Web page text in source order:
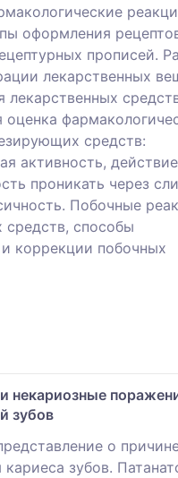
оформления
прописей.
лекарственных
лекарственных
оценка
средств:
активность,
проникать через
Побочные
средств, способы
коррекции побочных
некариозные
зубов
о
кариеса зубов.